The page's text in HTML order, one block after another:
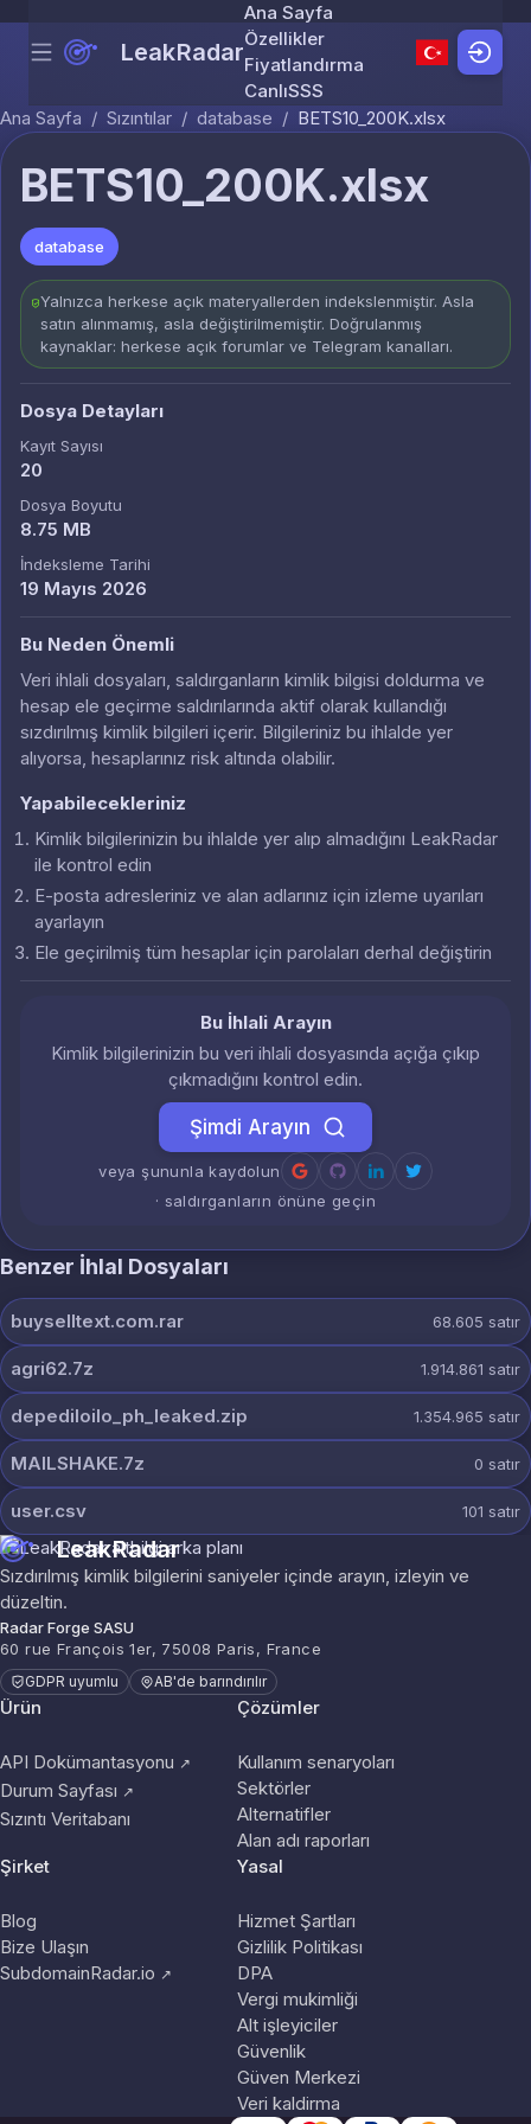
Skip to content
Menu LeakRadar
Ana Sayfa
Özellikler
Fiyatlandırma
CanlıSSS
Ana Sayfa / Sızıntılar / database / BETS10_200K.xlsx
BETS10_200K.xlsx
database
Yalnızca herkese açık materyallerden indekslenmiştir. Asla
satın alınmamış, asla değiştirilmemiştir. Doğrulanmış
kaynaklar: herkese açık forumlar ve Telegram kanalları.
Dosya Detayları
Kayıt Sayısı
20
Dosya Boyutu
8.75 MB
İndeksleme Tarihi
19 Mayıs 2026
Bu Neden Önemli
Veri ihlali dosyaları, saldırganların kimlik bilgisi doldurma ve
hesap ele geçirme saldırılarında aktif olarak kullandığı
sızdırılmış kimlik bilgileri içerir. Bilgileriniz bu ihlalde yer
alıyorsa, hesaplarınız risk altında olabilir.
Yapabilecekleriniz
Kimlik bilgilerinizin bu ihlalde yer alıp almadığını LeakRadar
ile kontrol edin
E-posta adresleriniz ve alan adlarınız için izleme uyarıları
ayarlayın
Ele geçirilmiş tüm hesaplar için parolaları derhal değiştirin
Bu İhlali Arayın
Kimlik bilgilerinizin bu veri ihlali dosyasında açığa çıkıp
çıkmadığını kontrol edin.
Şimdi Arayın
veya şununla kaydolun
· saldırganların önüne geçin
Benzer İhlal Dosyaları
buyselltext.com.rar 68.605 satır
agri62.7z 1.914.861 satır
depediloilo_ph_leaked.zip 1.354.965 satır
MAILSHAKE.7z 0 satır
user.csv 101 satır
LeakRadar
Sızdırılmış kimlik bilgilerini saniyeler içinde arayın, izleyin ve
düzeltin.
Radar Forge SASU
60 rue François 1er, 75008 Paris, France
GDPR uyumlu AB'de barındırılır
Ürün
API Dokümantasyonu ↗
Durum Sayfası ↗
Sızıntı Veritabanı
Çözümler
Kullanım senaryoları
Sektörler
Alternatifler
Alan adı raporları
Şirket
Blog
Bize Ulaşın
SubdomainRadar.io ↗
Yasal
Hizmet Şartları
Gizlilik Politikası
DPA
Vergi mukimliği
Alt işleyiciler
Güvenlik
Güven Merkezi
Veri kaldirma